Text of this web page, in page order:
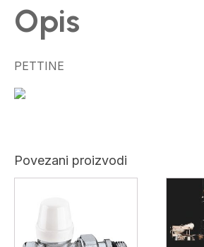
Opis
PETTINE
Povezani proizvodi